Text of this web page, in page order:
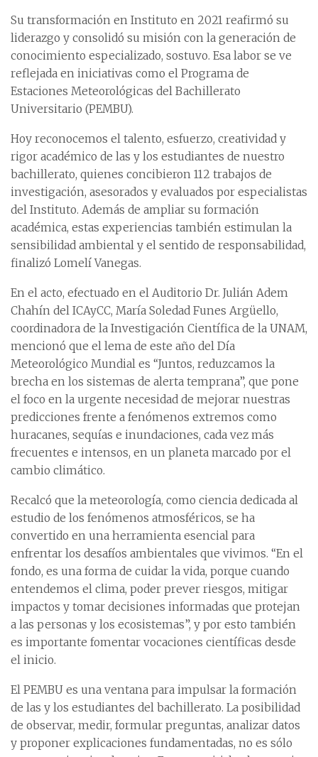
Su transformación en Instituto en 2021 reafirmó su
liderazgo y consolidó su misión con la generación de
conocimiento especializado, sostuvo. Esa labor se ve
reflejada en iniciativas como el Programa de
Estaciones Meteorológicas del Bachillerato
Universitario (PEMBU).
Hoy reconocemos el talento, esfuerzo, creatividad y
rigor académico de las y los estudiantes de nuestro
bachillerato, quienes concibieron 112 trabajos de
investigación, asesorados y evaluados por especialistas
del Instituto. Además de ampliar su formación
académica, estas experiencias también estimulan la
sensibilidad ambiental y el sentido de responsabilidad,
finalizó Lomelí Vanegas.
En el acto, efectuado en el Auditorio Dr. Julián Adem
Chahín del ICAyCC, María Soledad Funes Argüello,
coordinadora de la Investigación Científica de la UNAM,
mencionó que el lema de este año del Día
Meteorológico Mundial es “Juntos, reduzcamos la
brecha en los sistemas de alerta temprana”, que pone
el foco en la urgente necesidad de mejorar nuestras
predicciones frente a fenómenos extremos como
huracanes, sequías e inundaciones, cada vez más
frecuentes e intensos, en un planeta marcado por el
cambio climático.
Recalcó que la meteorología, como ciencia dedicada al
estudio de los fenómenos atmosféricos, se ha
convertido en una herramienta esencial para
enfrentar los desafíos ambientales que vivimos. “En el
fondo, es una forma de cuidar la vida, porque cuando
entendemos el clima, poder prever riesgos, mitigar
impactos y tomar decisiones informadas que protejan
a las personas y los ecosistemas”, y por esto también
es importante fomentar vocaciones científicas desde
el inicio.
El PEMBU es una ventana para impulsar la formación
de las y los estudiantes del bachillerato. La posibilidad
de observar, medir, formular preguntas, analizar datos
y proponer explicaciones fundamentadas, no es sólo